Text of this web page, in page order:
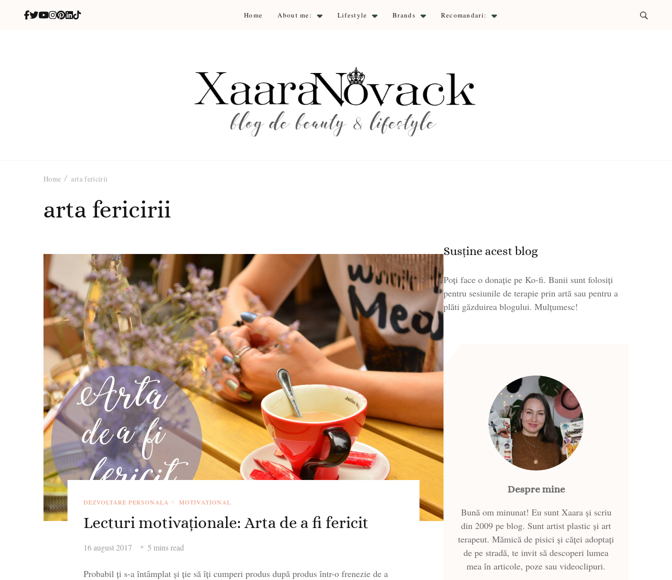
Home About me: Lifestyle Brands Recomandari:
Home arta fericirii
arta fericirii
DEZVOLTARE PERSONALA MOTIVATIONAL
Lecturi motivaționale: Arta de a fi fericit
16 august 2017 5 mins read
Probabil ți s-a întâmplat și ție să îți cumperi produs după produs într-o frenezie de a
Susține acest blog
Poți face o donație pe Ko-fi. Banii sunt folosiți
pentru sesiunile de terapie prin artă sau pentru a
plăti găzduirea blogului. Mulțumesc!
Despre mine
Bună om minunat! Eu sunt Xaara și scriu
din 2009 pe blog. Sunt artist plastic și art
terapeut. Mămică de pisici și căței adoptați
de pe stradă, te invit să descoperi lumea
mea în articole, poze sau videoclipuri.